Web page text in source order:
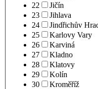
22
Jičín
23
Jihlava
24
Jindřichův
25
Karlovy Vary
26
Karviná
27
Kladno
28
Klatovy
29
Kolín
30
Kroměříž